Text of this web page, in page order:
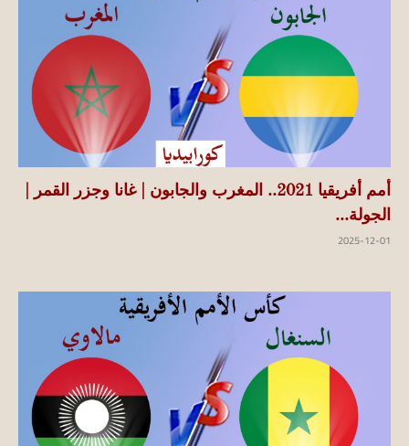
أمم أفريقيا 2021.. المغرب والجابون | غانا وجزر القمر |
الجولة...
2025-12-01